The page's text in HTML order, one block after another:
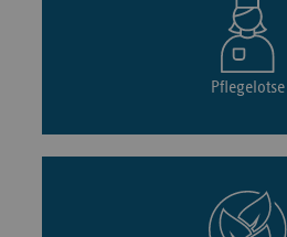
Pflegelotse